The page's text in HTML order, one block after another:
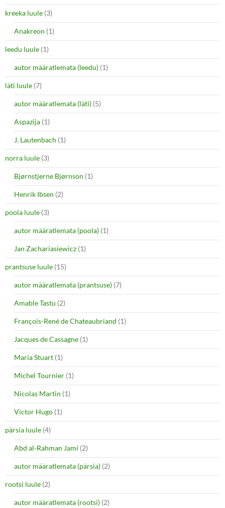
kreeka luule (3)
Anakreon (1)
leedu luule (1)
autor määratlemata (leedu) (1)
läti luule (7)
autor määratlemata (läti) (5)
Aspazija (1)
J. Lautenbach (1)
norra luule (3)
Bjørnstjerne Bjørnson (1)
Henrik Ibsen (2)
poola luule (3)
autor määratlemata (poola) (1)
Jan Zachariasiewicz (1)
prantsuse luule (15)
autor määratlemata (prantsuse) (7)
Amable Tastu (2)
François-René de Chateaubriand (1)
Jacques de Cassagne (1)
Maria Stuart (1)
Michel Tournier (1)
Nicolas Martin (1)
Victor Hugo (1)
pärsia luule (4)
Abd al-Rahman Jami (2)
autor määratlemata (pärsia) (2)
rootsi luule (2)
autor määratlemata (rootsi) (2)